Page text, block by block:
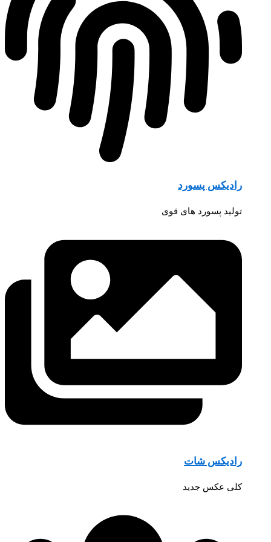
رادیکس پسورد
تولید پسورد های قوی
رادیکس شات
کلی عکس جدید